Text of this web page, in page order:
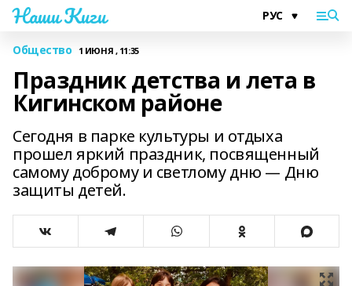
Наши Киги
Общество 1 ИЮНЯ , 11:35
Праздник детства и лета в
Кигинском районе
Сегодня в парке культуры и отдыха
прошел яркий праздник, посвященный
самому доброму и светлому дню — Дню
защиты детей.